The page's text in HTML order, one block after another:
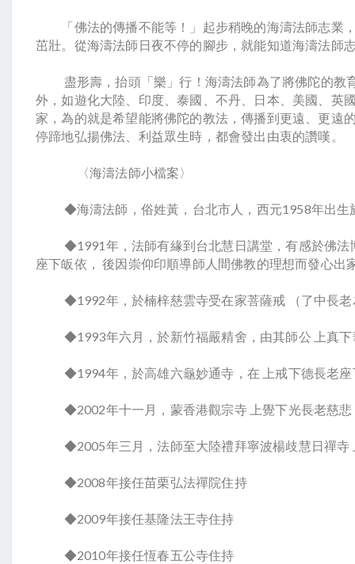
「佛法的傳播不能等！」起步稍晚的海濤法師志
茁壯。從海濤法師日夜不停的腳步，就能知道海濤法師
盡形壽，抬頭「樂」行！海濤法師為了將佛陀的教
外，如遊化大陸、印度、泰國、不丹、日本、美國、英
家，為的就是希望能將佛陀的教法，傳播到更遠、更遠
停蹄地弘揚佛法、利益眾生時，都會發出由衷的讚嘆。
〈海濤法師小檔案〉
◆海濤法師，俗姓黃，台北市人，西元1958年出
◆1991年，法師有緣到台北慧日講堂，有感於佛法
座下皈依， 後因崇仰印順導師人間佛教的理想而發心出
◆1992年，於楠梓慈雲寺受在家菩薩戒 （了中長
◆1993年六月，於新竹福嚴精舍，由其師公 上真
◆1994年，於高雄六龜妙通寺，在 上戒下德長老
◆2002年十一月，蒙香港觀宗寺 上覺下光長老慈
◆2005年三月，法師至大陸禮拜寧波楊歧慧日禪寺
◆2008年接任苗栗弘法禪院住持
◆2009年接任基隆法王寺住持
◆2010年接任恆春五公寺住持